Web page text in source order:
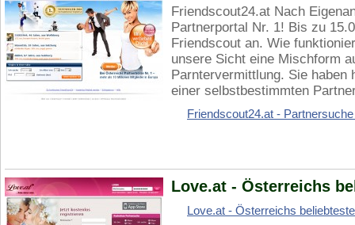
Friendscout24.at Nach
Partnerportal Nr. 1! Bis zu
Friendscout an. Wie
unsere Sicht eine Mischform
Parntervermittlung. Sie haben
einer selbstbestimmten
Friendscout24.at -
Love.at - Österreichs
Love.at - Österreichs